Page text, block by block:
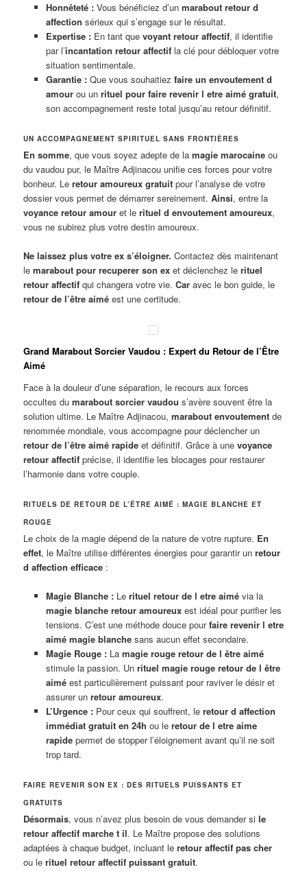
Honnêteté :Vous bénéficiez d’un marabout retour d
affection sérieux qui s’engage sur le résultat.
Expertise :En tant que voyant retour affectif, il identifie
par l’incantation retour affectifla clé pour débloquer votre
situation sentimentale.
Garantie :Que vous souhaitiez faire un envoutement d
amourou un rituel pour faire revenir l etre aimé gratuit,
son accompagnement reste total jusqu’au retour définitif.
UN ACCOMPAGNEMENT SPIRITUEL SANS FRONTIÈRES
En somme, que vous soyez adepte de lamagie marocaine ou
du vaudou pur, le Maître Adjinacou unifie ces forces pour votre
bonheur. Leretour amoureux gratuit pour l’analyse de votre
dossier vous permet de démarrer sereinement.Ainsi, entre la
voyance retour amour et lerituel d envoutement amoureux,
vous ne subirez plus votre destin amoureux.
Ne laissez plus votre ex s’éloigner. Contactez dès maintenant
lemarabout pour recuperer son ex et déclenchez lerituel
retour affectif qui changera votre vie.Car avec le bon guide, le
retour de l’être aimé est une certitude.
Grand Marabout Sorcier Vaudou : Expert du Retour de l’Être
Aimé
Face à la douleur d’une séparation, le recours aux forces
occultes dumarabout sorcier vaudou s’avère souvent être la
solution ultime. Le Maître Adjinacou,marabout envoutement de
renommée mondiale, vous accompagne pour déclencher un
retour de l’être aimé rapide et définitif. Grâce à unevoyance
retour affectif précise, il identifie les blocages pour restaurer
l’harmonie dans votre couple.
RITUELS DE RETOUR DE L’ÊTRE AIMÉ : MAGIE BLANCHE ET
ROUGE
Le choix de la magie dépend de la nature de votre rupture. En
effet, le Maître utilise différentes énergies pour garantir unretour
d affection efficace :
Magie Blanche :Le rituel retour de l etre aimévia la
magie blanche retour amoureuxest idéal pour purifier les
tensions. C’est une méthode douce pourfaire revenir l etre
aimé magie blanchesans aucun effet secondaire.
Magie Rouge :La magie rouge retour de l être aimé
stimule la passion. Un rituel magie rouge retour de l être
aiméest particulièrement puissant pour raviver le désir et
assurer un retour amoureux.
L’Urgence :Pour ceux qui souffrent, le retour d affection
immédiat gratuit en 24h ou le retour de l etre aime
rapidepermet de stopper l’éloignement avant qu’il ne soit
trop tard.
FAIRE REVENIR SON EX : DES RITUELS PUISSANTS ET
GRATUITS
Désormais, vous n’avez plus besoin de vous demander sile
retour affectif marche t il. Le Maître propose des solutions
adaptées à chaque budget, incluant leretour affectif pas cher
ou lerituel retour affectif puissant gratuit.